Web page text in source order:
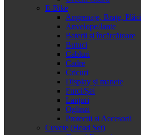
E-Bike
Angrenaje, Brațe, Plăci
Anvelope/Jante
Baterii și încărcătoare
Butuci
Cabluri
Cadre
Cricuri
Display și manete
Furci/Șei
Lanțuri
Oglinzi
Protectii si Accesorii
Cuvete (Head Set)